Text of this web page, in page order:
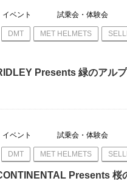
イベント 試乗会・体験会
DMT MET HELMETS
Presents 緑のアル
イベント 試乗会・体験会
DMT MET HELMETS
Presents 桜